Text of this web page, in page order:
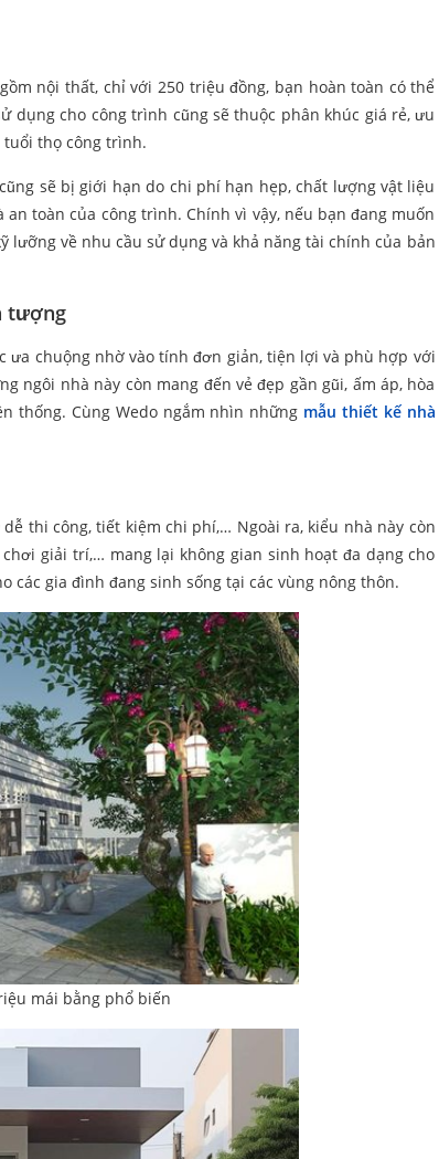
nội thất, chỉ với 250 triệu đồng, bạn hoàn toàn có thể
dụng cho công trình cũng sẽ thuộc phân khúc giá rẻ, ưu
thọ công trình.
sẽ bị giới hạn do chi phí hạn hẹp, chất lượng vật liệu
toàn của công trình. Chính vì vậy, nếu bạn đang muốn
lưỡng về nhu cầu sử dụng và khả năng tài chính của bản
tượng
ưa chuộng nhờ vào tính đơn giản, tiện lợi và phù hợp với
ngôi nhà này còn mang đến vẻ đẹp gần gũi, ấm áp, hòa
thống. Cùng Wedo ngắm nhìn những mẫu thiết kế nhà
thi công, tiết kiệm chi phí,… Ngoài ra, kiểu nhà này còn
giải trí,… mang lại không gian sinh hoạt đa dạng cho
gia đình đang sinh sống tại các vùng nông thôn.
mái bằng phổ biến